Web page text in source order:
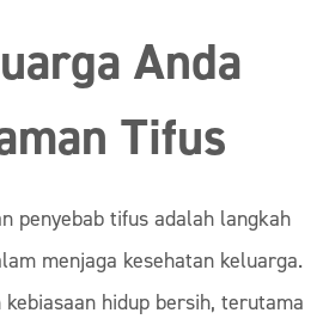
Anda
Tifus
penyebab tifus adalah langkah
menjaga kesehatan keluarga.
kebiasaan hidup bersih, terutama